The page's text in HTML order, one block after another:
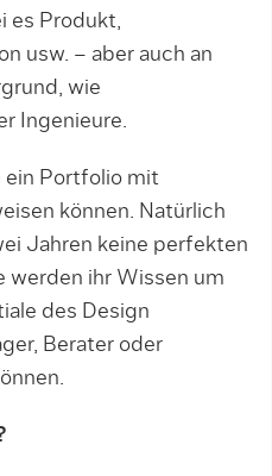
es Produkt,
usw. – aber auch an
wie
Ingenieure.
ein Portfolio mit
können. Natürlich
Jahren keine perfekten
werden ihr Wissen um
des Design
Berater oder